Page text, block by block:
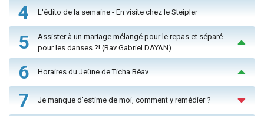
4 L'édito de la semaine - En visite chez le Steipler
5
Assister à un mariage mélangé pour le repas et séparé
pour les danses ?! (Rav Gabriel DAYAN)
6 Horaires du Jeûne de Ticha Béav
7 Je manque d'estime de moi, comment y remédier ?